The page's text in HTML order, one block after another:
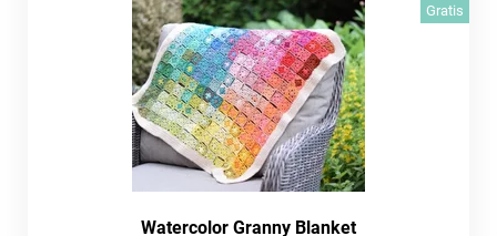
Gratis
Watercolor Granny Blanket